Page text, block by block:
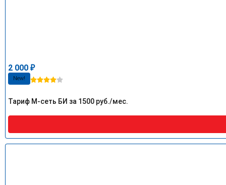
2 000 ₽
New!
Тариф М-сеть БИ за 1500 руб./мес.